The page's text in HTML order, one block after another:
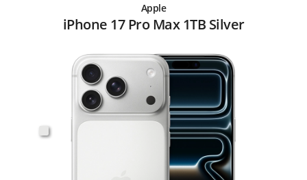
Apple
iPhone 17 Pro Max 1TB Silver